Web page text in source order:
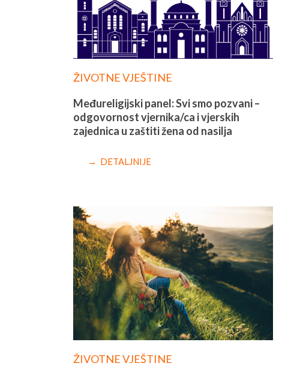
ŽIVOTNE VJEŠTINE
Međureligijski panel: Svi smo pozvani –
odgovornost vjernika/ca i vjerskih
zajednica u zaštiti žena od nasilja
→ DETALJNIJE
ŽIVOTNE VJEŠTINE